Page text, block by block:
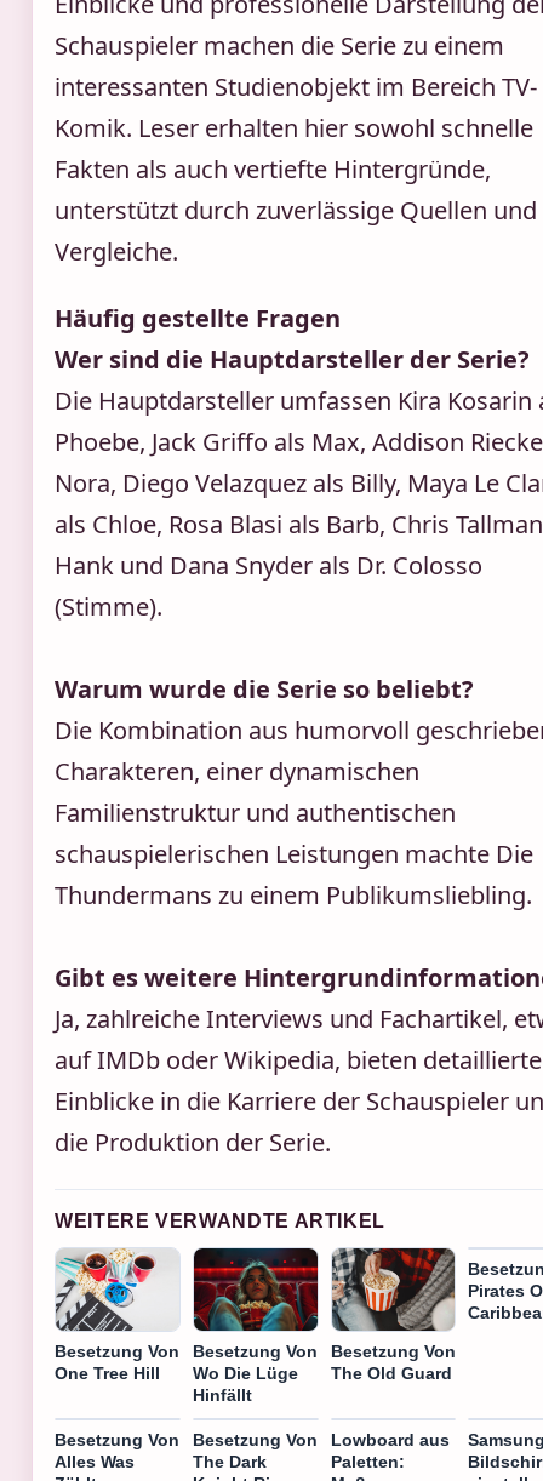
Schauspieler machen die Serie zu einem
interessanten Studienobjekt im Bereich TV-
Komik. Leser erhalten hier sowohl schnelle
Fakten als auch vertiefte Hintergründe,
unterstützt durch zuverlässige Quellen und
Vergleiche.
Häufig gestellte Fragen
Wer sind die Hauptdarsteller der Serie?
Die Hauptdarsteller umfassen Kira Kosarin
Phoebe, Jack Griffo als Max, Addison
Nora, Diego Velazquez als Billy, Maya Le
als Chloe, Rosa Blasi als Barb, Chris
Hank und Dana Snyder als Dr. Colosso
(Stimme).
Warum wurde die Serie so beliebt?
Die Kombination aus humorvoll
Charakteren, einer dynamischen
Familienstruktur und authentischen
schauspielerischen Leistungen machte Die
Thundermans zu einem Publikumsliebling.
Gibt es weitere
Ja, zahlreiche Interviews und Fachartikel,
auf IMDb oder Wikipedia, bieten
Einblicke in die Karriere der Schauspieler
die Produktion der Serie.
WEITERE VERWANDTE ARTIKEL
Besetzung Von
One Tree Hill
Besetzung Von
Wo Die Lüge
Hinfällt
Besetzung Von
The Old Guard
Pirates
Besetzung Von
Alles Was
Besetzung Von
The Dark
Lowboard aus
Paletten: